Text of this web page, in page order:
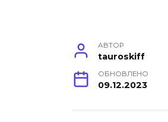
АВТОР
tauroskiff
ОБНОВЛЕНО
09.12.2023